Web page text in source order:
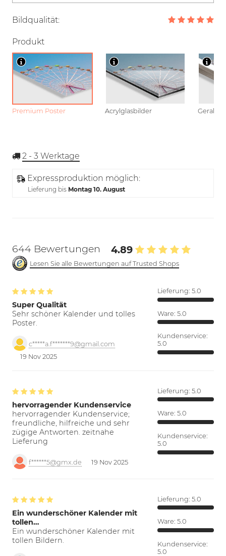
Bildqualität:
Produkt
Premium Poster Acrylglasbilder
2 - 3 Werktage
Expressproduktion möglich:
Lieferung bis Montag 10. August
644 Bewertungen 4.89
Lesen Sie alle Bewertungen auf Trusted Shops
Super Qualität
Sehr schöner Kalender und tolles
Poster.
c*****a.f*******9@gmail.com
19 Nov 2025
Lieferung: 5.0
Ware: 5.0
Kundenservice:
5.0
hervorragender Kundenservice
hervorragender Kundenservice;
freundliche, hilfreiche und sehr
zügige Antworten. zeitnahe
Lieferung
f******5@gmx.de 19 Nov 2025
Lieferung: 5.0
Ware: 5.0
Kundenservice:
5.0
Ein wunderschöner Kalender mit
tollen…
Ein wunderschöner Kalender mit
tollen Bildern.
Lieferung: 5.0
Ware: 5.0
Kundenservice:
5.0